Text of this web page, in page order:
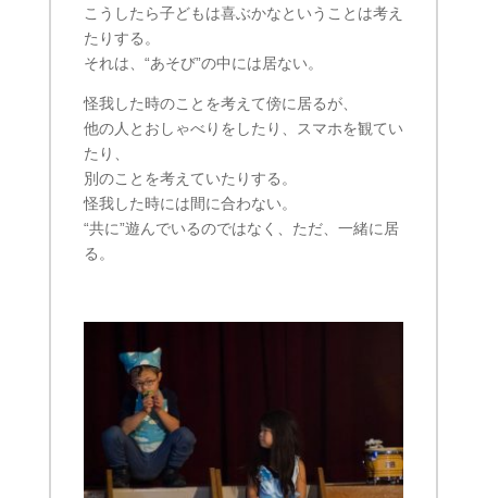
こうしたら子どもは喜ぶかなということは考え
たりする。
それは、“あそび”の中には居ない。
怪我した時のことを考えて傍に居るが、
他の人とおしゃべりをしたり、スマホを観てい
たり、
別のことを考えていたりする。
怪我した時には間に合わない。
“共に”遊んでいるのではなく、ただ、一緒に居
る。